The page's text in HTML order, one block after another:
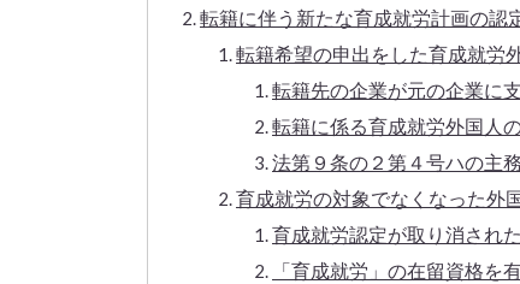
転籍に伴う新たな育成就労計画の認
転籍希望の申出をした育成就労
転籍先の企業が元の企業に
転籍に係る育成就労外国人
法第９条の２第４号ハの主
育成就労の対象でなくなった外
育成就労認定が取り消され
「育成就労」の在留資格を